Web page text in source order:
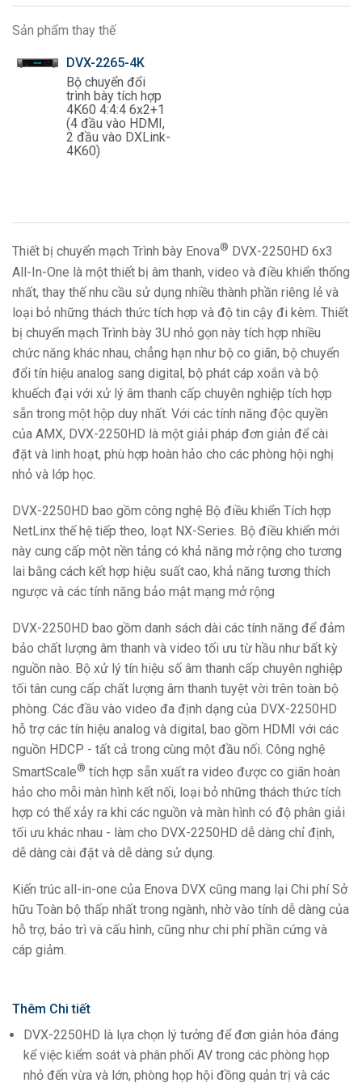
Sản phẩm thay thế
DVX-2265-4K
Bộ chuyển đổi
trình bày tích hợp
4K60 4:4:4 6x2+1
(4 đầu vào HDMI,
2 đầu vào DXLink-
4K60)
Thiết bị chuyển mạch Trình bày Enova® DVX-2250HD 6x3
All-In-One là một thiết bị âm thanh, video và điều khiển thống
nhất, thay thế nhu cầu sử dụng nhiều thành phần riêng lẻ và
loại bỏ những thách thức tích hợp và độ tin cậy đi kèm. Thiết
bị chuyển mạch Trình bày 3U nhỏ gọn này tích hợp nhiều
chức năng khác nhau, chẳng hạn như bộ co giãn, bộ chuyển
đổi tín hiệu analog sang digital, bộ phát cáp xoắn và bộ
khuếch đại với xử lý âm thanh cấp chuyên nghiệp tích hợp
sẵn trong một hộp duy nhất. Với các tính năng độc quyền
của AMX, DVX-2250HD là một giải pháp đơn giản để cài
đặt và linh hoạt, phù hợp hoàn hảo cho các phòng hội nghị
nhỏ và lớp học.
DVX-2250HD bao gồm công nghệ Bộ điều khiển Tích hợp
NetLinx thế hệ tiếp theo, loạt NX-Series. Bộ điều khiển mới
này cung cấp một nền tảng có khả năng mở rộng cho tương
lai bằng cách kết hợp hiệu suất cao, khả năng tương thích
ngược và các tính năng bảo mật mạng mở rộng
DVX-2250HD bao gồm danh sách dài các tính năng để đảm
bảo chất lượng âm thanh và video tối ưu từ hầu như bất kỳ
nguồn nào. Bộ xử lý tín hiệu số âm thanh cấp chuyên nghiệp
tối tân cung cấp chất lượng âm thanh tuyệt vời trên toàn bộ
phòng. Các đầu vào video đa định dạng của DVX-2250HD
hỗ trợ các tín hiệu analog và digital, bao gồm HDMI với các
nguồn HDCP - tất cả trong cùng một đầu nối. Công nghệ
SmartScale® tích hợp sẵn xuất ra video được co giãn hoàn
hảo cho mỗi màn hình kết nối, loại bỏ những thách thức tích
hợp có thể xảy ra khi các nguồn và màn hình có độ phân giải
tối ưu khác nhau - làm cho DVX-2250HD dễ dàng chỉ định,
dễ dàng cài đặt và dễ dàng sử dụng.
Kiến trúc all-in-one của Enova DVX cũng mang lại Chi phí Sở
hữu Toàn bộ thấp nhất trong ngành, nhờ vào tính dễ dàng của
hỗ trợ, bảo trì và cấu hình, cũng như chi phí phần cứng và
cáp giảm.
Thêm Chi tiết
DVX-2250HD là lựa chọn lý tưởng để đơn giản hóa đáng
kể việc kiểm soát và phân phối AV trong các phòng họp
nhỏ đến vừa và lớn, phòng họp hội đồng quản trị và các